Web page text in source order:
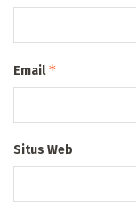
Email*
Situs Web